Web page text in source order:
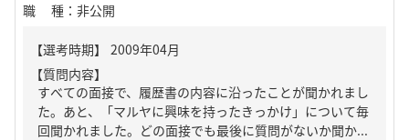
職種 ： 非公開
【質問内容】
すべての面接で、履歴書の内容に沿ったことが聞かれまし
た。あと、「マルヤに興味を持ったきっかけ」について毎
回聞かれました。どの面接でも最後に質問がないか聞か...